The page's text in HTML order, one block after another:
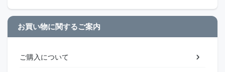
お買い物に関するご案内
ご購入について